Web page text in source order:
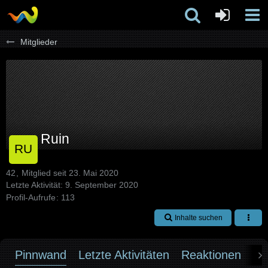
Mitglieder
Ruin
42
Mitglied seit 23. Mai 2020
Letzte Aktivität: 9. September 2020
Profil-Aufrufe
113
Inhalte suchen
Pinnwand Letzte Aktivitäten Reaktionen